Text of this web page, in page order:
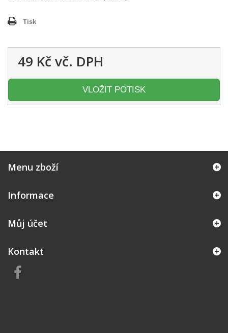
Tisk
49 Kčvč. DPH
VLOŽIT POTISK
Menu zboží
Informace
Můj účet
Kontakt